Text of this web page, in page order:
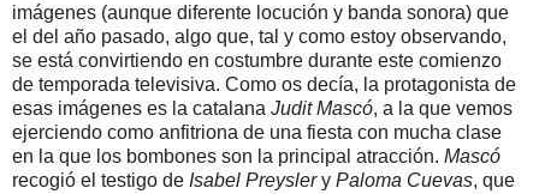
imágenes (aunque diferente locución y banda sonora) que
el del año pasado, algo que, tal y como estoy observando,
se está convirtiendo en costumbre durante este comienzo
de temporada televisiva. Como os decía, la protagonista de
esas imágenes es la catalana Judit Mascó, a la que vemos
ejerciendo como anfitriona de una fiesta con mucha clase
en la que los bombones son la principal atracción. Mascó
recogió el testigo de Isabel Preyslery Paloma Cuevas, que